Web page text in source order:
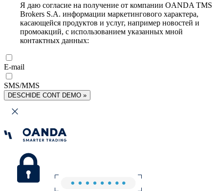
Я даю согласие на получение от компании OANDA TMS
Brokers S.A. информации маркетингового характера,
касающейся продуктов и услуг, например новостей и
промоакций, с использованием указанных мной
контактных данных:
E-mail
SMS/MMS
DESCHIDE CONT DEMO »